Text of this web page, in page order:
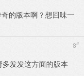
的版本啊？想回味一
8#
发发这方面的版本